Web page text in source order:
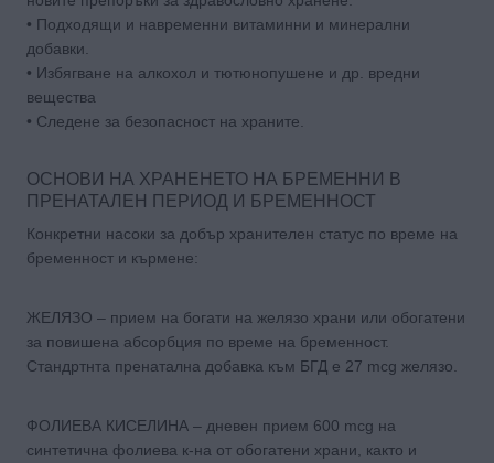
• Подходящи и навременни витаминни и минерални
добавки.
• Избягване на алкохол и тютюнопушене и др. вредни
вещества
• Следене за безопасност на храните.
ОСНОВИ НА ХРАНЕНЕТО НА БРЕМЕННИ В
ПРЕНАТАЛЕН ПЕРИОД И БРЕМЕННОСТ
Конкретни насоки за добър хранителен статус по време на
бременност и кърмене:
ЖЕЛЯЗО – прием на богати на желязо храни или обогатени
за повишена абсорбция по време на бременност.
Стандртнта пренатална добавка към БГД е 27 mcg желязо.
ФОЛИЕВА КИСЕЛИНА – дневен прием 600 mcg на
синтетична фолиева к-на от обогатени храни, както и